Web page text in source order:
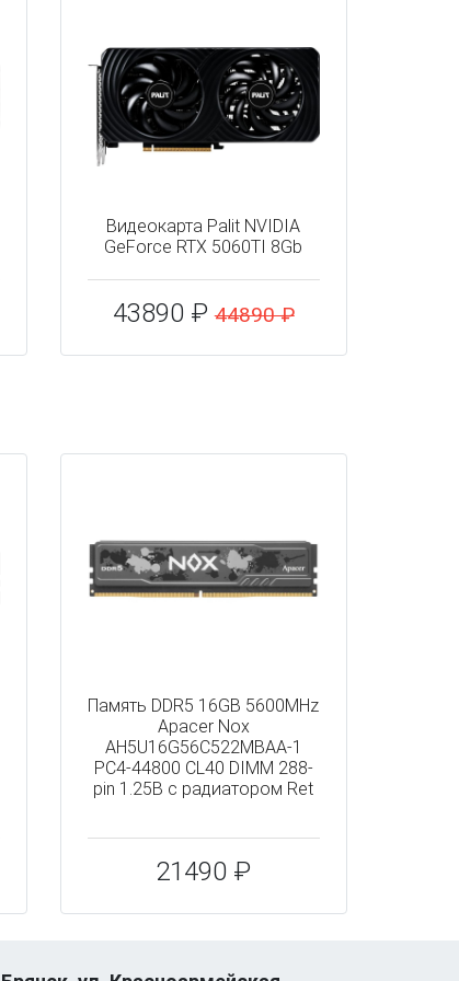
Видеокарта Palit NVIDIA
GeForce RTX 5060TI 8Gb
43890 ₽44890 ₽
Память DDR5 16GB 5600MHz
Apacer Nox
AH5U16G56C522MBAA-1
PC4-44800 CL40 DIMM 288-
pin 1.25В с радиатором Ret
21490 ₽